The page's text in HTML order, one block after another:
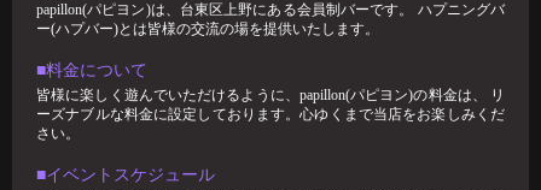
2026-02-24
パンブログ 「あまーい」
お久しぶりです！ スタッフのパンです🍞 今回はわたくしのあま〜い エ
ピソードをお話
2026-02-17
papillon(パピヨン)は、台東区上野にある会員制バーです。 ハプニングバ
ー(ハプバー)とは皆様の交流の場を提供いたします。
■料金について
皆様に楽しく遊んでいただけるように、papillon(パピヨン)の料金は、 リ
ーズナブルな料金に設定しております。心ゆくまで当店をお楽しみくだ
さい。
■イベントスケジュール